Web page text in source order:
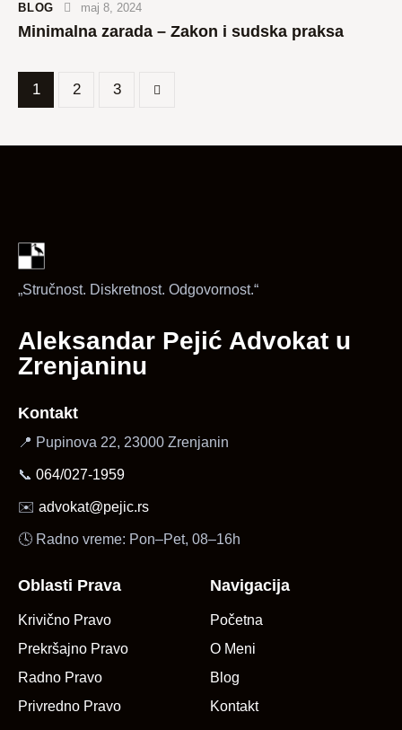
BLOG maj 8, 2024
Minimalna zarada – Zakon i sudska praksa
1 2 3
„Stručnost. Diskretnost. Odgovornost.“
Aleksandar Pejić Advokat u
Zrenjaninu
Kontakt
📍 Pupinova 22, 23000 Zrenjanin
📞 064/027-1959
✉️ advokat@pejic.rs
🕓 Radno vreme: Pon–Pet, 08–16h
Oblasti Prava
Krivično Pravo
Prekršajno Pravo
Radno Pravo
Privredno Pravo
Navigacija
Početna
O Meni
Blog
Kontakt